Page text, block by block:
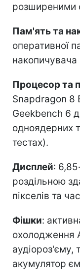
розширеними
Пам'ять та
оперативної
накопичувача
Процесор та
Snapdragon 8
Geekbench 6
одноядерних
тестах).
Дисплей:
роздільною
пікселів та
Фішки:
охолодження
аудіороз'єму,
акумулятор